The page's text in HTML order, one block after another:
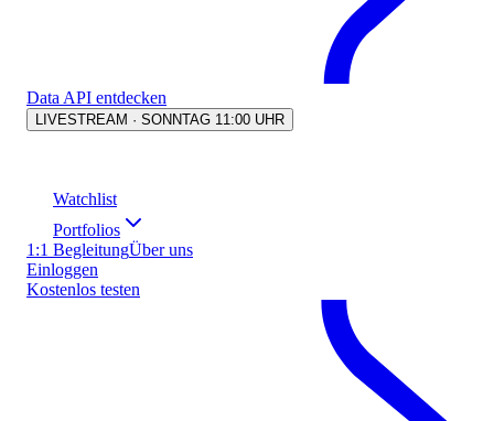
Data API entdecken
LIVESTREAM · SONNTAG 11:00 UHR
Watchlist
Portfolios
1:1 BegleitungÜber uns
Einloggen
Kostenlos testen